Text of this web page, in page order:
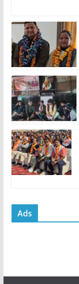
c
e
b
o
o
k
itt
er
Ads